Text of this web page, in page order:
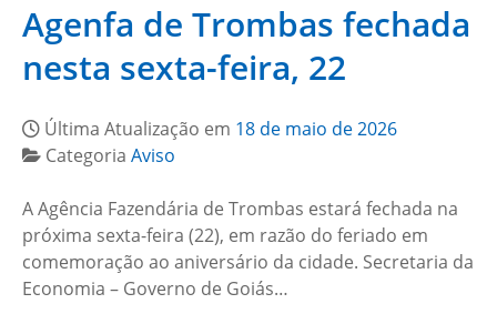
Agenfa de Trombas fechada
nesta sexta-feira, 22
Última Atualização em 18 de maio de 2026
Categoria Aviso
A Agência Fazendária de Trombas estará fechada na
próxima sexta-feira (22), em razão do feriado em
comemoração ao aniversário da cidade. Secretaria da
Economia – Governo de Goiás…